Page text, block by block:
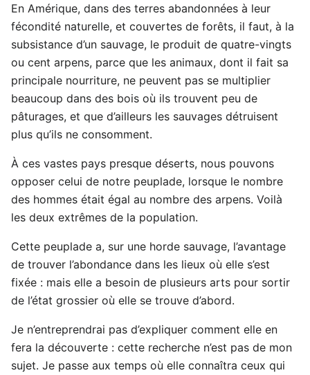
En Amérique, dans des terres abandonnées à leur
fécondité naturelle, et couvertes de forêts, il faut, à la
subsistance d’un sauvage, le produit de quatre-vingts
ou cent arpens, parce que les animaux, dont il fait sa
principale nourriture, ne peuvent pas se multiplier
beaucoup dans des bois où ils trouvent peu de
pâturages, et que d’ailleurs les sauvages détruisent
plus qu’ils ne consomment.
À ces vastes pays presque déserts, nous pouvons
opposer celui de notre peuplade, lorsque le nombre
des hommes était égal au nombre des arpens. Voilà
les deux extrêmes de la population.
Cette peuplade a, sur une horde sauvage, l’avantage
de trouver l’abondance dans les lieux où elle s’est
fixée : mais elle a besoin de plusieurs arts pour sortir
de l’état grossier où elle se trouve d’abord.
Je n’entreprendrai pas d’expliquer comment elle en
fera la découverte : cette recherche n’est pas de mon
sujet. Je passe aux temps où elle connaîtra ceux qui